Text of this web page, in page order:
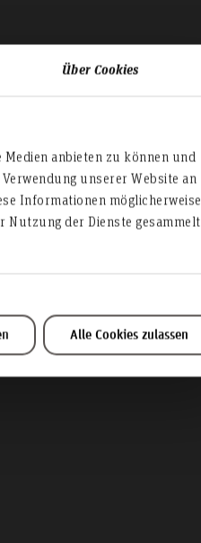
Über Cookies
anbieten zu können und
unserer Website an
Informationen möglicherweise
Nutzung der Dienste gesammelt
Alle Cookies zulassen